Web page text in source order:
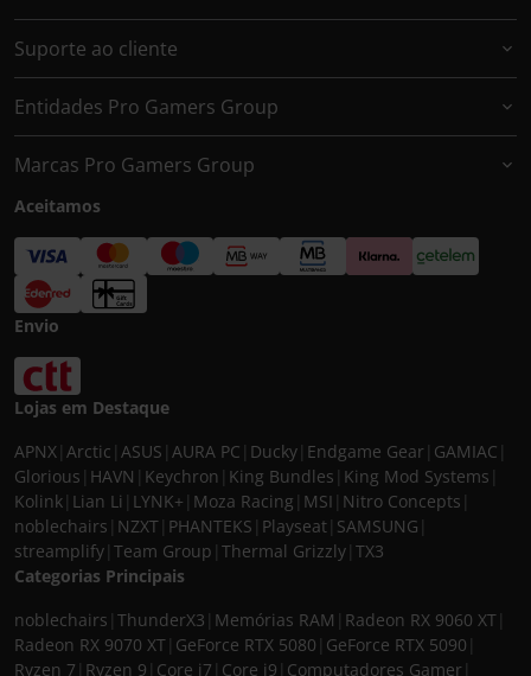
Suporte ao cliente
Entidades Pro Gamers Group
Marcas Pro Gamers Group
Aceitamos
Envio
Lojas em Destaque
APNX Arctic ASUS AURA PC Ducky Endgame Gear GAMIAC
Glorious HAVN Keychron King Bundles King Mod Systems
Kolink Lian Li LYNK+ Moza Racing MSI Nitro Concepts
noblechairs NZXT PHANTEKS Playseat SAMSUNG
streamplify Team Group Thermal Grizzly TX3
Categorias Principais
noblechairs ThunderX3 Memórias RAM Radeon RX 9060 XT
Radeon RX 9070 XT GeForce RTX 5080 GeForce RTX 5090
Ryzen 7 Ryzen 9 Core i7 Core i9 Computadores Gamer